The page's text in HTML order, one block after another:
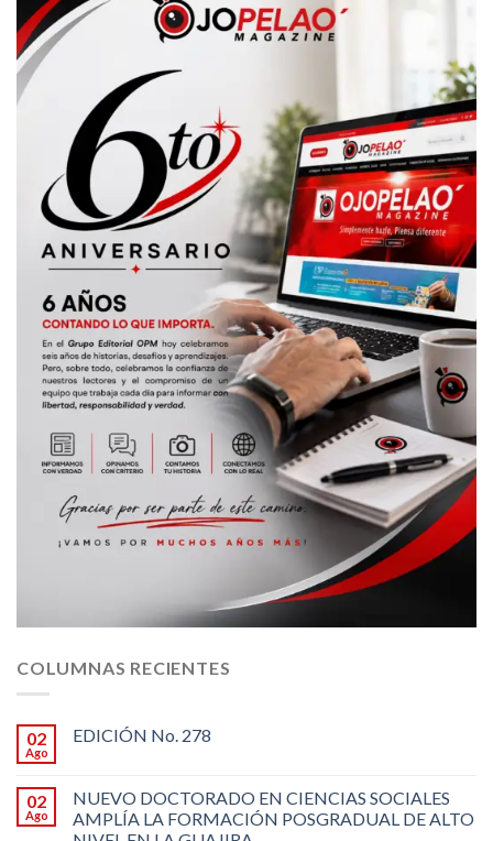
COLUMNAS RECIENTES
02
Ago
EDICIÓN No. 278
02
Ago
NUEVO DOCTORADO EN CIENCIAS SOCIALES
AMPLÍA LA FORMACIÓN POSGRADUAL DE ALTO